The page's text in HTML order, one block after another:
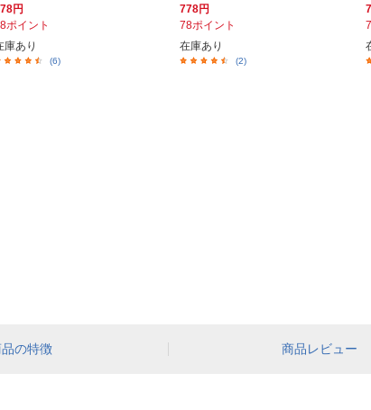
円
ポイント
庫あり
(6)
778円
78ポイント
在庫あり
(2)
の特徴 商品レビュー